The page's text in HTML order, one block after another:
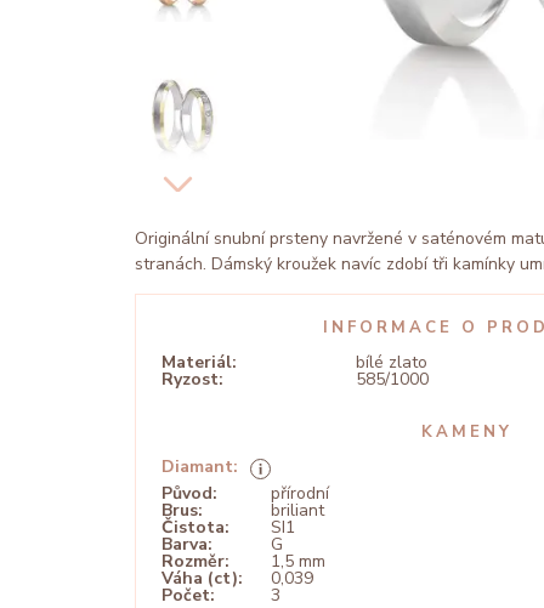
Originální snubní prsteny navržené v saténovém
stranách. Dámský kroužek navíc zdobí tři kamínky
INFORMACE O
Materiál: bílé zlato
Ryzost: 585/1000
KAMENY
Diamant:
Původ:
přírodní
Brus: briliant
Čistota: SI1
Barva: G
Rozměr: 1,5 mm
Váha (ct): 0,039
Počet: 3